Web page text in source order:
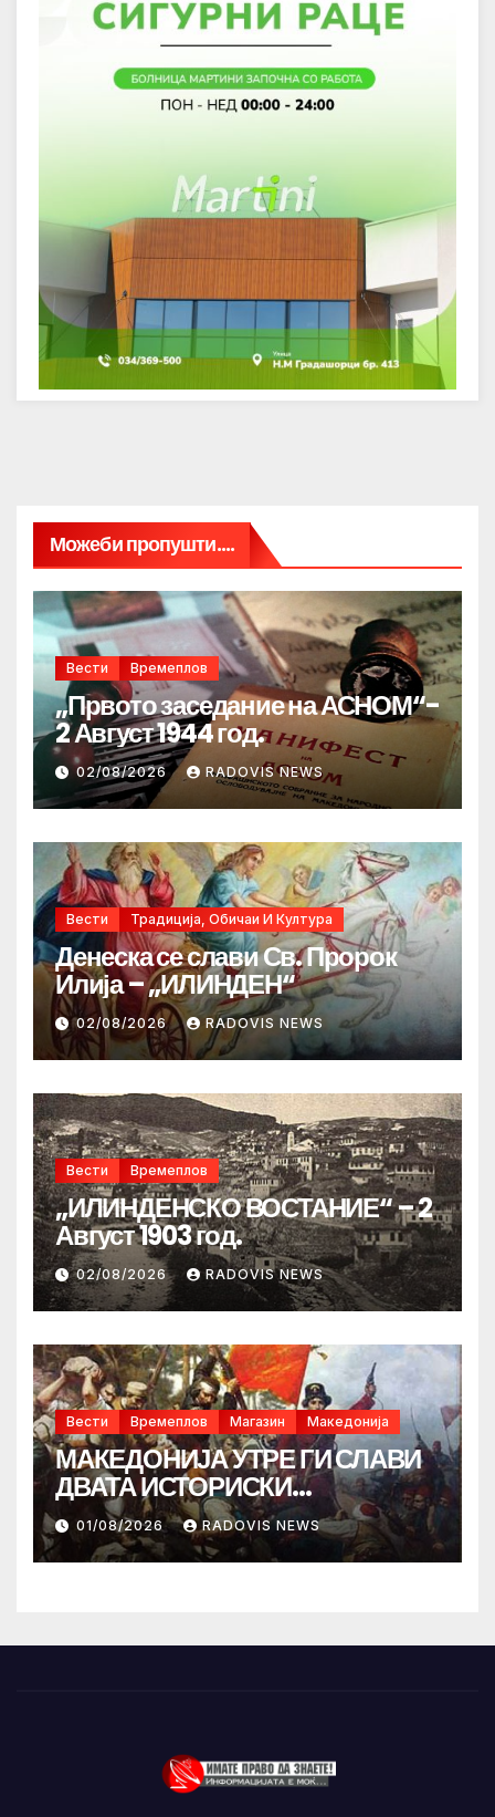
Можеби пропушти....
Вести Времеплов
„Првото заседание на АСНОМ“-
2 Август 1944 год.
02/08/2026 RADOVIS NEWS
Вести Традиција, Обичаи И Култура
Денеска се слави Св. Пророк
Илија – „ИЛИНДЕН“
02/08/2026 RADOVIS NEWS
Вести Времеплов
„ИЛИНДЕНСКО ВОСТАНИЕ“ – 2
Август 1903 год.
02/08/2026 RADOVIS NEWS
Вести Времеплов Магазин Македонија
МАКЕДОНИЈА УТРЕ ГИ СЛАВИ
ДВАТА ИСТОРИСКИ
ИЛИНДЕНА!
01/08/2026 RADOVIS NEWS